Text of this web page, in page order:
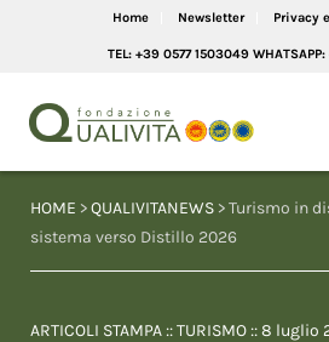
Home Newsletter Privacy
TEL: +39 0577 1503049
HOME >QUALIVITANEWS > Turismo in
sistema verso Distillo 2026
ARTICOLI STAMPA ::TURISMO ::8 luglio